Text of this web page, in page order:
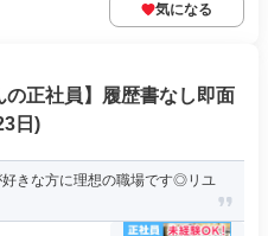
気になる
の正社員】履歴書なし即面
日)
きな方に理想の職場です◎リユ